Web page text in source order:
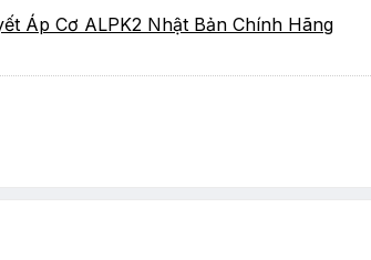
Áp Cơ ALPK2 Nhật Bản Chính Hãng